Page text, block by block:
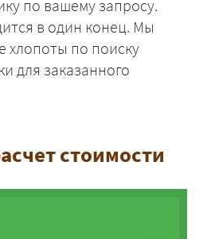
по вашему запросу.
в один конец. Мы
хлопоты по поиску
для заказанного
стоимости